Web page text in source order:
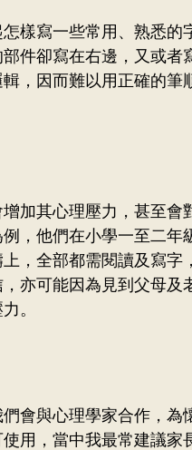
樣寫一些常用、熟悉的
件卻寫在右邊，又或者
，因而難以用正確的筆
加其心理壓力，甚至會
，他們在小學一至二年
，全部都需閱讀及寫字
亦可能因為見到父母及
。
會與心理學家合作，為
用，當中我最常建議家